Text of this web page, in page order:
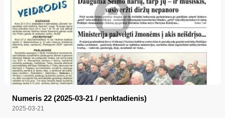
Numeris 22 (2025-03-21 / penktadienis)
2025-03-21